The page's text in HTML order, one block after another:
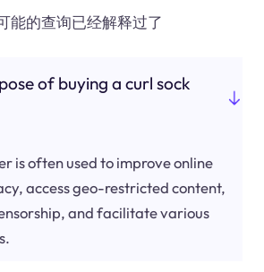
能的查询已经解释过了
of buying a curl sock
is often used to improve online
access geo-restricted content,
and facilitate various